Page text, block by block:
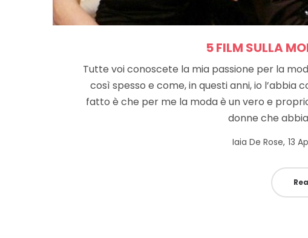
5 FILM SULLA
Tutte voi conoscete la mia passione per la
così spesso e come, in questi anni, io
fatto è che per me la moda è un vero e
donne che
byIaia De Rose 13